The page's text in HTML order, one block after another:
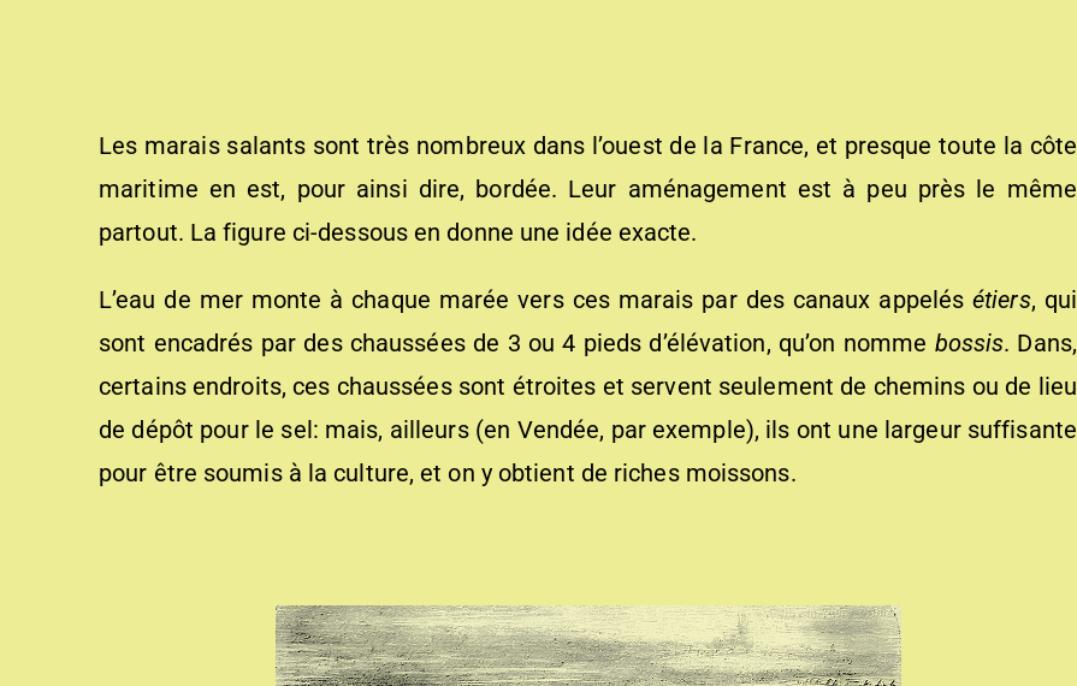
Les marais salants sont très nombreux dans l’ouest de la France, et presque toute la côte
maritime en est, pour ainsi dire, bordée. Leur aménagement est à peu près le même
partout. La figure ci-dessous en donne une idée exacte.
L’eau de mer monte à chaque marée vers ces marais par des canaux appelésétiers, qui
sont encadrés par des chaussées de 3 ou 4 pieds d’élévation, qu’on nomme bossis. Dans,
certains endroits, ces chaussées sont étroites et servent seulement de chemins ou de lieu
de dépôt pour le sel: mais, ailleurs (en Vendée, par exemple), ils ont une largeur suffisante
pour être soumis à la culture, et on y obtient de riches moissons.